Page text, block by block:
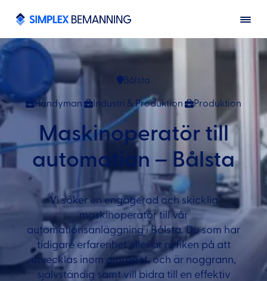
Bålsta
Handyman Industri & Produktion Produktion
Maskinoperatör till
automation – Bålsta
Vi söker en engagerad och skicklig
maskinoperatör till vår
automationsanläggning i Bålsta. Du som har
tidigare erfarenhet eller är nyfiken på att
utvecklas inom området, och är noggrann,
självständig samt vill bidra till en effektiv